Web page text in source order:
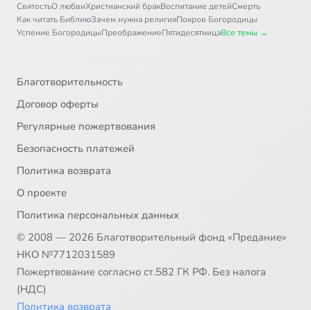
СвятостьО любвиХристианский бракВоспитание детейСмерть
Как читать БиблиюЗачем нужна религияПокров Богородицы
Успение БогородицыПреображениеПятидесятницаВсе темы →
Благотворительность
Договор оферты
Регулярные пожертвования
Безопасность платежей
Политика возврата
О проекте
Политика персональных данных
© 2008 — 2026 Благотворительный фонд «Предание»
НКО №7712031589
Пожертвование согласно ст.582 ГК РФ. Без налога
(НДС)
Политика возврата